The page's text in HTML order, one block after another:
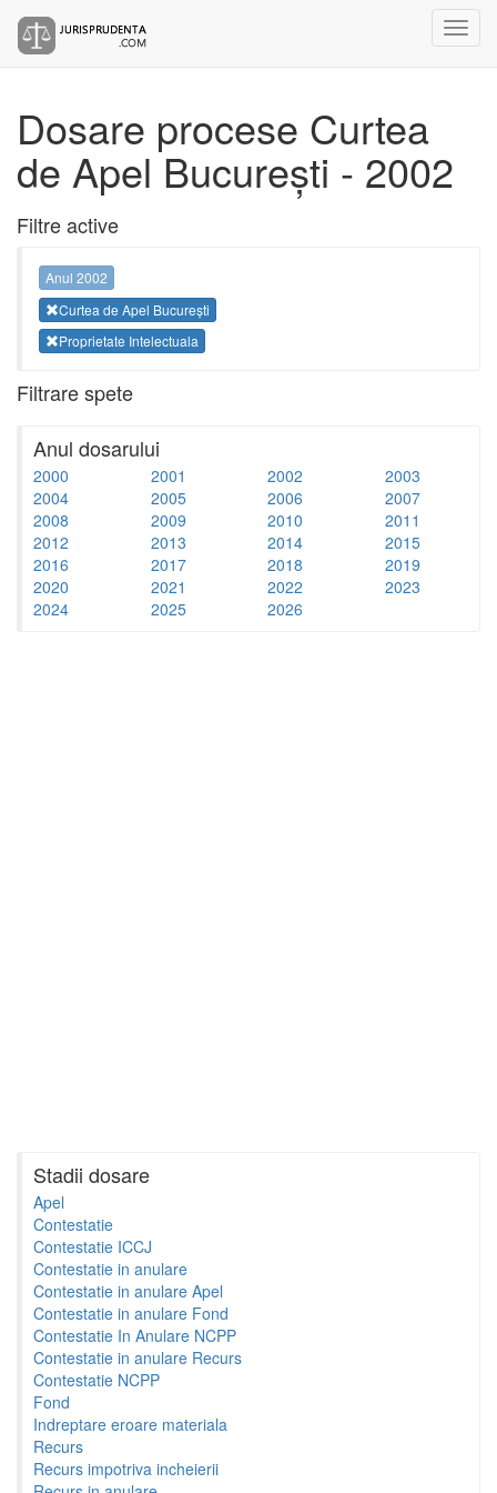
Dosare procese Curtea
de Apel București - 2002
Filtre active
Anul 2002
Curtea de Apel București
Proprietate Intelectuala
Filtrare spete
Anul dosarului
2000 2001 2002
2003
2004
2005 2006
2007
2008
2009 2010
2011
2012
2013 2014
2015
2016
2017 2018
2019
2020
2021 2022
2023
2024
2025 2026
Stadii dosare
Apel
Contestatie
Contestatie ICCJ
Contestatie in anulare
Contestatie in anulare Apel
Contestatie in anulare Fond
Contestatie In Anulare NCPP
Contestatie in anulare Recurs
Contestatie NCPP
Fond
Indreptare eroare materiala
Recurs
Recurs impotriva incheierii